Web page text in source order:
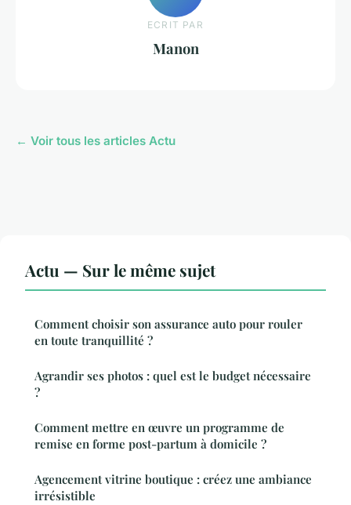
ECRIT PAR
Manon
← Voir tous les articles Actu
Actu — Sur le même sujet
Comment choisir son assurance auto pour rouler
en toute tranquillité ?
Agrandir ses photos : quel est le budget nécessaire
?
Comment mettre en œuvre un programme de
remise en forme post-partum à domicile ?
Agencement vitrine boutique : créez une ambiance
irrésistible